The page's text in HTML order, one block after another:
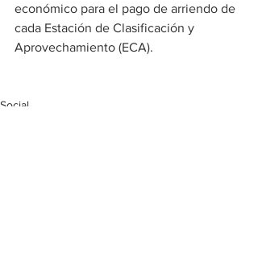
económico para el pago de arriendo de
cada Estación de Clasificación y
Aprovechamiento (ECA).
Social